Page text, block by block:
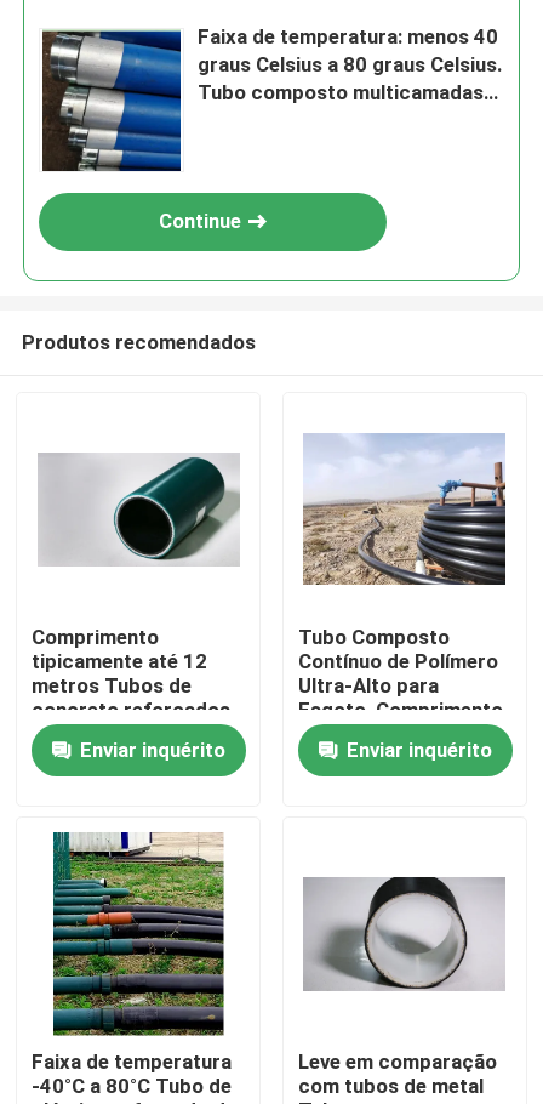
Casa
Produtos
Show de RV
Faixa de temperatura: menos 40
graus Celsius a 80 graus Celsius.
Tubo composto multicamadas
Continue
Produtos recomendados
Comprimento
tipicamente até 12
metros Tubos de
concreto reforçados
com fibras que
fornecem soluções de
alta pressão e
Enviar inquérito
Tubo Composto
Contínuo de Polímero
Ultra-Alto para
Esgoto, Comprimento
Personalizável,
Classificação de
Pressão de Até 10
Enviar inquérito
Faixa de temperatura
-40°C a 80°C Tubo de
Leve em comparação
com tubos de metal